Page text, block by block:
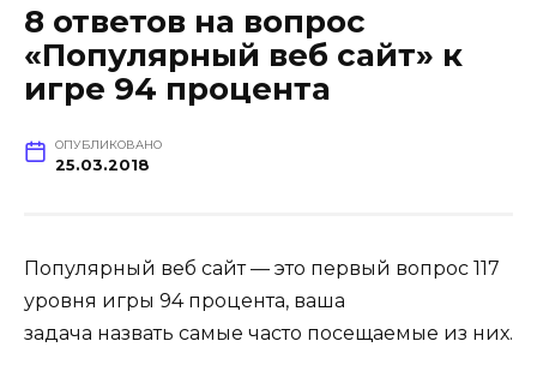
8 ответов на вопрос
«Популярный веб сайт» к
игре 94 процента
ОПУБЛИКОВАНО
25.03.2018
Популярный веб сайт — это первый вопрос 117
уровня игры 94 процента, ваша
задача назвать самые часто посещаемые из них.